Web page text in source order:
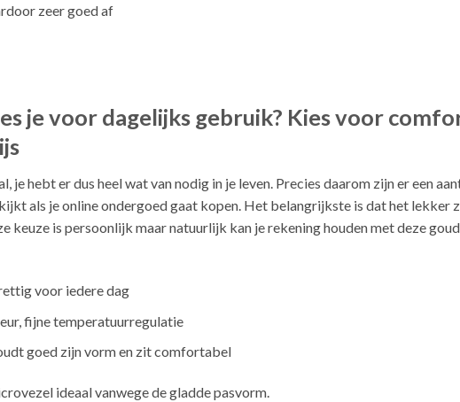
zeer goed af
je voor dagelijks gebruik? Kies voor
je hebt er dus heel wat van nodig in je leven. Precies daarom zijn er een
als je online ondergoed gaat kopen. Het belangrijkste is dat het lekker
keuze is persoonlijk maar natuurlijk kan je rekening houden met deze
voor iedere dag
fijne temperatuurregulatie
goed zijn vorm en zit comfortabel
ideaal vanwege de gladde pasvorm.